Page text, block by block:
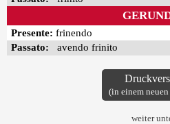
Presente: frinendo
Passato: avendo frinito
(in einem neuen
weiter